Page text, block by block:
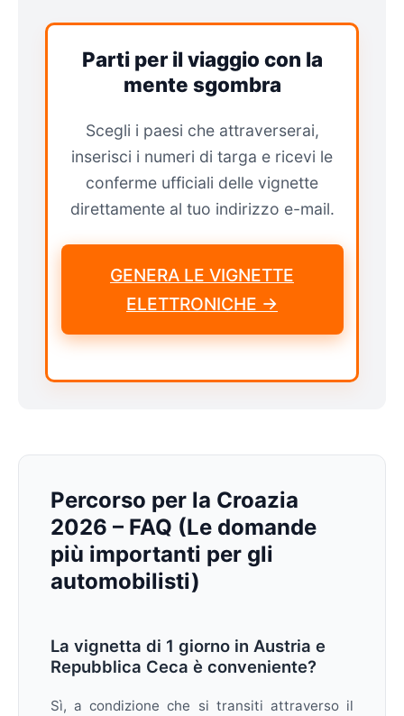
Parti per il viaggio con la
mente sgombra
Scegli i paesi che attraverserai,
inserisci i numeri di targa e ricevi le
conferme ufficiali delle vignette
direttamente al tuo indirizzo e-mail.
GENERA LE VIGNETTE
ELETTRONICHE →
Percorso per la Croazia
2026 – FAQ (Le domande
più importanti per gli
automobilisti)
La vignetta di 1 giorno in Austria e
Repubblica Ceca è conveniente?
Sì, a condizione che si transiti attraverso il